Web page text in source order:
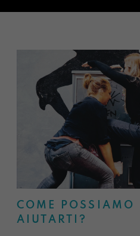
COME POSSIAMO
AIUTARTI?